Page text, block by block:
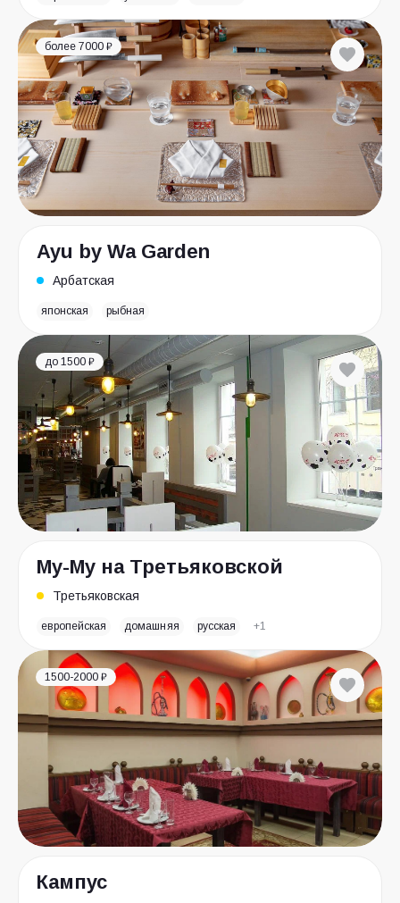
более 7000 ₽
Ayu by Wa Garden
Арбатская
японская рыбная
до 1500 ₽
Му-Му на Третьяковской
Третьяковская
европейская домашняя русская +1
1500-2000 ₽
Кампус